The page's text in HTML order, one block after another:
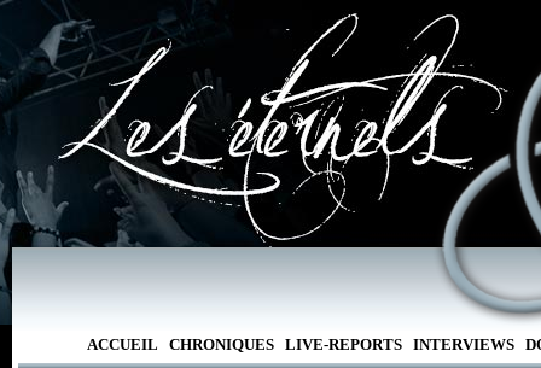
ACCUEIL CHRONIQUES LIVE-REPORTS INTERVIEWS